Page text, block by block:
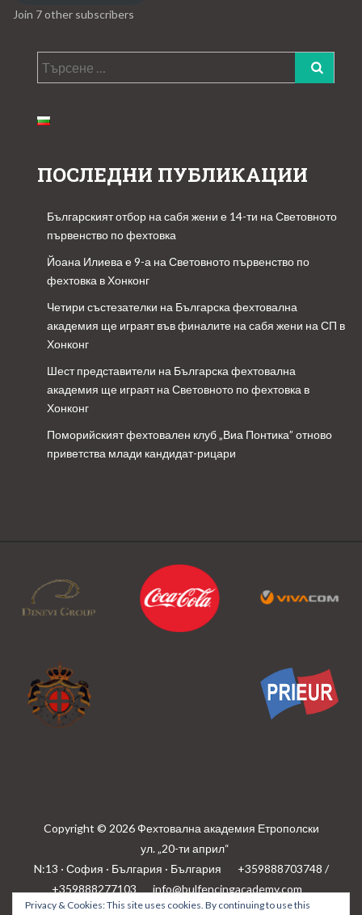
Join 7 other subscribers
Търсене
за:
ПОСЛЕДНИ ПУБЛИКАЦИИ
Българският отбор на сабя жени е 14-ти на Световното
първенство по фехтовка
Йоана Илиева е 9-а на Световното първенство по
фехтовка в Хонконг
Четири състезателки на Българска фехтовална
академия ще играят във финалите на сабя жени на СП в
Хонконг
Шест представители на Българска фехтовална
академия ще играят на Световното по фехтовка в
Хонконг
Поморийският фехтовален клуб „Виа Понтика” отново
приветства млади кандидат-рицари
Copyright © 2026 Фехтовална академия Етрополски
ул. „20-ти април“
N:13 · София · България · България
+359888703748 /
+359888277103
info@bulfencingacademy.com
Privacy & Cookies: This site uses cookies. By continuing to use this